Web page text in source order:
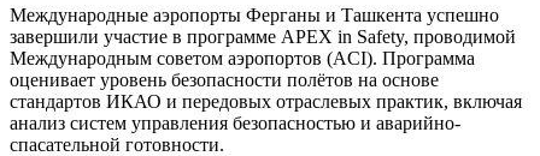
Международные аэропорты Ферганы и Ташкента успешно
завершили участие в программе APEX in Safety, проводимой
Международным советом аэропортов (ACI). Программа
оценивает уровень безопасности полётов на основе
стандартов ИКАО и передовых отраслевых практик, включая
анализ систем управления безопасностью и аварийно-
спасательной готовности.